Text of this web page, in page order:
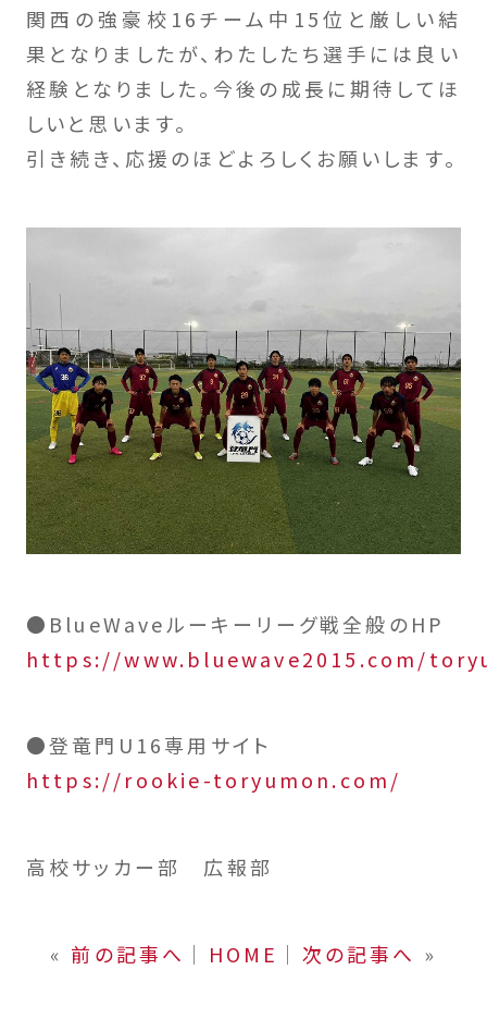
関西の強豪校16チーム中15位と厳しい結
果となりましたが、わたしたち選手には良い
経験となりました。今後の成長に期待してほ
しいと思います。
引き続き、応援のほどよろしくお願いします。
●BlueWaveルーキーリーグ戦全般のHP
https://www.bluewave2015.com/
●登竜門U16専用サイト
https://rookie-toryumon.com/
高校サッカー部 広報部
« 前の記事へ │ HOME │ 次の記事へ »